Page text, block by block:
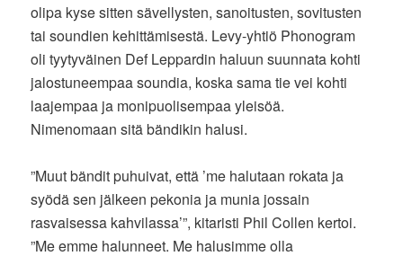
olipa kyse sitten sävellysten, sanoitusten, sovitusten
tai soundien kehittämisestä. Levy-yhtiö Phonogram
oli tyytyväinen Def Leppardin haluun suunnata kohti
jalostuneempaa soundia, koska sama tie vei kohti
laajempaa ja monipuolisempaa yleisöä.
Nimenomaan sitä bändikin halusi.
”Muut bändit puhuivat, että ’me halutaan rokata ja
syödä sen jälkeen pekonia ja munia jossain
rasvaisessa kahvilassa’”, kitaristi Phil Collen kertoi.
”Me emme halunneet. Me halusimme olla